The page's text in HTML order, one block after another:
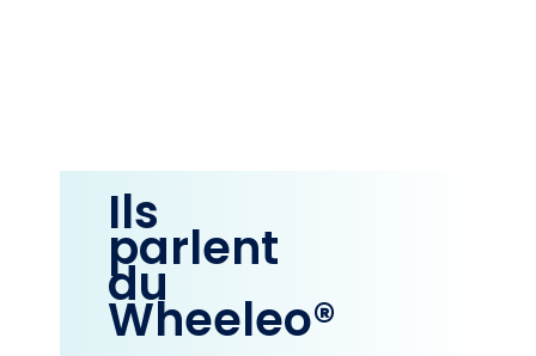
Ils
parlent
du
Wheeleo®